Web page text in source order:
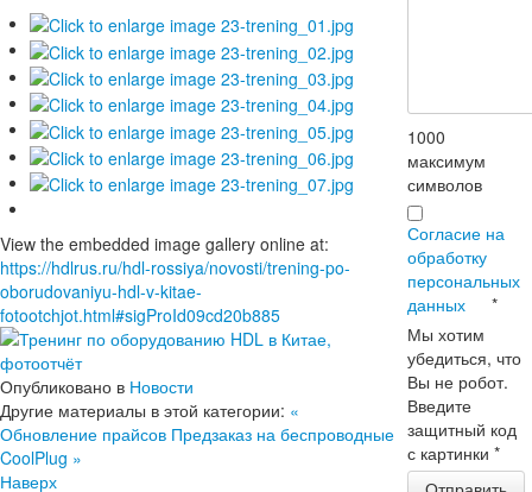
View the embedded image gallery online at:
https://hdlrus.ru/hdl-rossiya/novosti/trening-po-
oborudovaniyu-hdl-v-kitae-
fotootchjot.html#sigProId09cd20b885
Опубликовано в Новости
Другие материалы в этой категории: «
Обновление прайсов Предзаказ на беспроводные
CoolPlug »
Наверх
1000
максимум
символов
Согласие на
обработку
персональных
данных
*
Мы хотим
убедиться, что
Вы не робот.
Введите
защитный код
с картинки*